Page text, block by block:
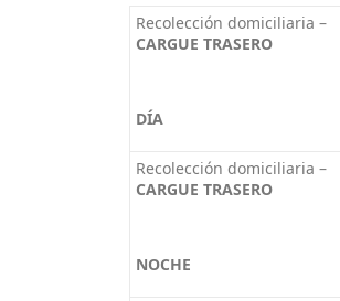
Recolección domiciliaria –
CARGUE TRASERO
DÍA
Recolección domiciliaria –
CARGUE TRASERO
NOCHE